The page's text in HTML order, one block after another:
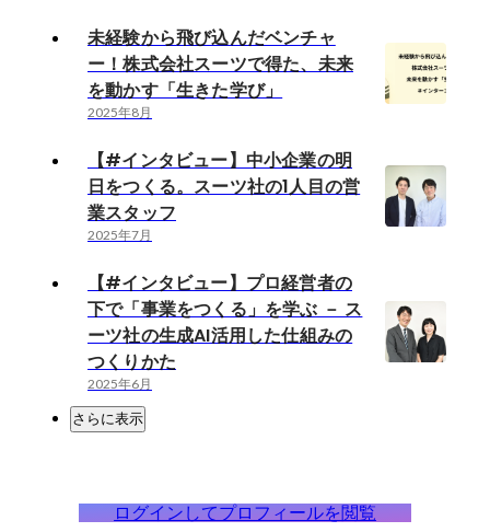
未経験から飛び込んだベンチャ
ー！株式会社スーツで得た、未来
を動かす「生きた学び」
2025年8月
【#インタビュー】中小企業の明
日をつくる。スーツ社の1人目の営
業スタッフ
2025年7月
【#インタビュー】プロ経営者の
下で「事業をつくる」を学ぶ － ス
ーツ社の生成AI活用した仕組みの
つくりかた
2025年6月
さらに表示
ログインしてプロフィールを閲覧